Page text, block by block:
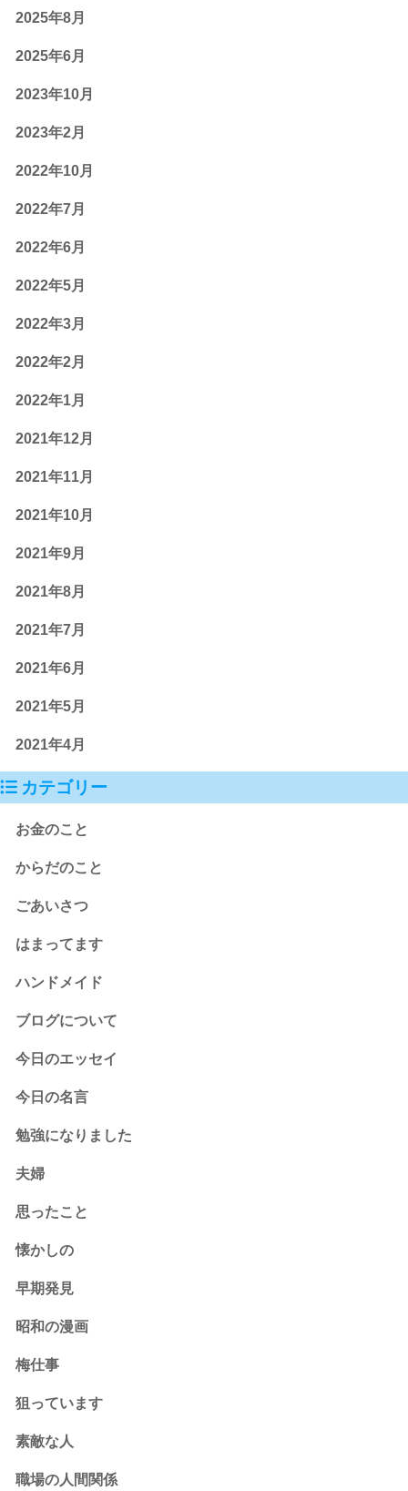
2025年8月
2025年6月
2023年10月
2023年2月
2022年10月
2022年7月
2022年6月
2022年5月
2022年3月
2022年2月
2022年1月
2021年12月
2021年11月
2021年10月
2021年9月
2021年8月
2021年7月
2021年6月
2021年5月
2021年4月
カテゴリー
お金のこと
からだのこと
ごあいさつ
はまってます
ハンドメイド
ブログについて
今日のエッセイ
今日の名言
勉強になりました
夫婦
思ったこと
懐かしの
早期発見
昭和の漫画
梅仕事
狙っています
素敵な人
職場の人間関係